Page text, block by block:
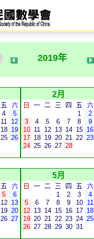
2019年
五
六
4
5
11 12
18 19
25 26
2月
日 一 二 三 四 五
六
1
2
3
4 5 6 7 8
9
10 11 12 13 14 15 16
17 18 19 20 21 22 23
24 25 26 27 28
五
六
5
6
12 13
19 20
26 27
5月
日 一 二 三 四 五
六
1
2 3
4
5
6 7 8 9 10
11
12 13 14 15 16 17 18
19 20 21 22 23 24 25
26 27 28 29 30 31